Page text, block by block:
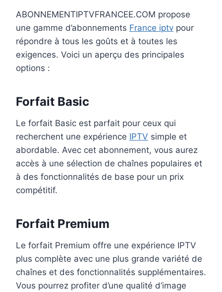
ABONNEMENTIPTVFRANCEE.COM propose
une gamme d’abonnements France iptv pour
répondre à tous les goûts et à toutes les
exigences. Voici un aperçu des principales
options :
Forfait Basic
Le forfait Basic est parfait pour ceux qui
recherchent une expérience IPTV simple et
abordable. Avec cet abonnement, vous aurez
accès à une sélection de chaînes populaires et
à des fonctionnalités de base pour un prix
compétitif.
Forfait Premium
Le forfait Premium offre une expérience IPTV
plus complète avec une plus grande variété de
chaînes et des fonctionnalités supplémentaires.
Vous pourrez profiter d’une qualité d’image